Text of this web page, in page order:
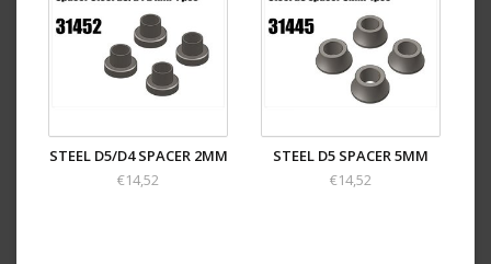
STEEL D5/D4 SPACER 2MM
€14,52
STEEL D5 SPACER 5MM
€14,52